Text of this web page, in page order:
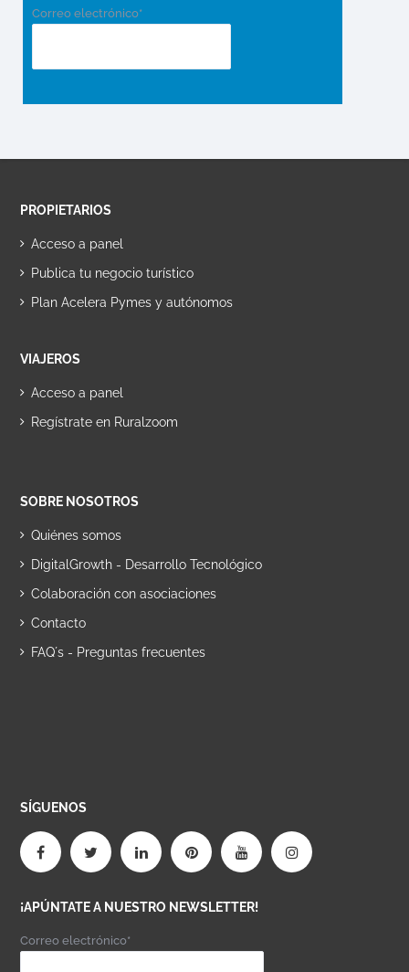
Correo electrónico*
PROPIETARIOS
Acceso a panel
Publica tu negocio turístico
Plan Acelera Pymes y autónomos
VIAJEROS
Acceso a panel
Regístrate en Ruralzoom
SOBRE NOSOTROS
Quiénes somos
DigitalGrowth - Desarrollo Tecnológico
Colaboración con asociaciones
Contacto
FAQ´s - Preguntas frecuentes
SÍGUENOS
¡APÚNTATE A NUESTRO NEWSLETTER!
Correo electrónico*